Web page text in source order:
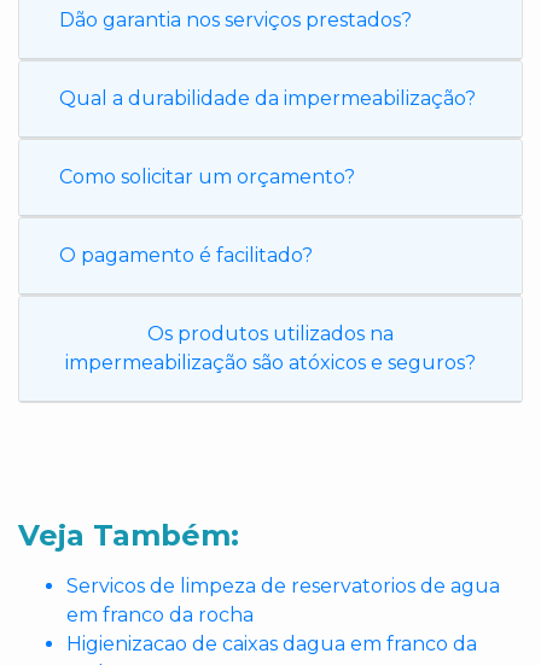
Dão garantia nos serviços prestados?
Qual a durabilidade da impermeabilização?
Como solicitar um orçamento?
O pagamento é facilitado?
Os produtos utilizados na
impermeabilização são atóxicos e seguros?
Veja Também:
Servicos de limpeza de reservatorios de agua
em franco da rocha
Higienizacao de caixas dagua em franco da